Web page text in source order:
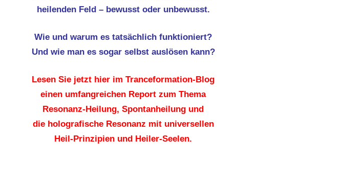
heilenden Feld – bewusst oder unbewusst.
Wie und warum es tatsächlich funktioniert?
Und wie man es sogar selbst auslösen kann?
Lesen Sie jetzt hier im Tranceformation-Blog
einen umfangreichen Report zum Thema
Resonanz-Heilung, Spontanheilung und
die holografische Resonanz mit universellen
Heil-Prinzipien und Heiler-Seelen.